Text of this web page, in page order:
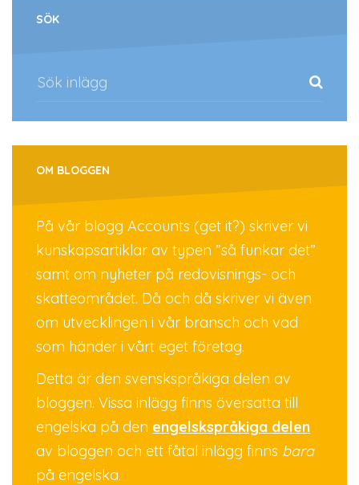
SÖK
OM BLOGGEN
På vår blogg Accounts (get it?) skriver vi
kunskapsartiklar av typen ”så funkar det”
samt om nyheter på redovisnings- och
skatteområdet. Då och då skriver vi även
om utvecklingen i vår bransch och vad
som händer i vårt eget företag.
Detta är den svenskspråkiga delen av
bloggen. Vissa inlägg finns översatta till
engelska på den engelskspråkiga delen
av bloggen och ett fåtal inlägg finns bara
på engelska.